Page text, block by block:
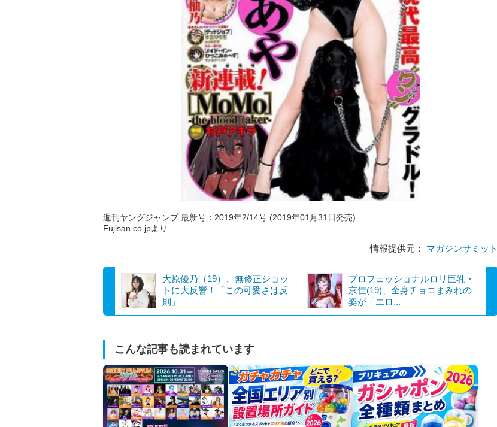
週刊ヤングジャンプ 最新号：2019年2/14号 (2019年01月31日発売)
Fujisan.co.jpより
情報提供元： マガジンサミット
大原優乃（19）、無修正ショッ
トに大反響！「この可愛さは反
則」
プロフェッショナルロリ巨乳・
京佳(19)、全身チョコまみれの
姿が「エロ...
こんな記事も読まれています